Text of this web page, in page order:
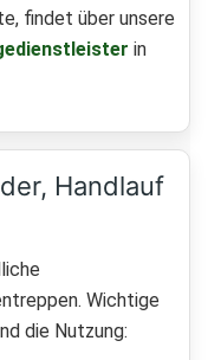
findet über unsere
in
Handlauf
Wichtige
die Nutzung: